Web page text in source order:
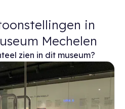
in
Mechelen
zien in dit museum?